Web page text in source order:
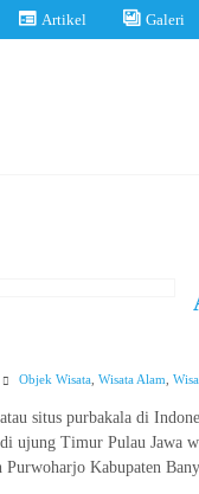
Artikel Galeri
Objek Wisata Wisata Alam
situs purbakala di
ujung Timur Pulau Jawa
Purwoharjo Kabupaten